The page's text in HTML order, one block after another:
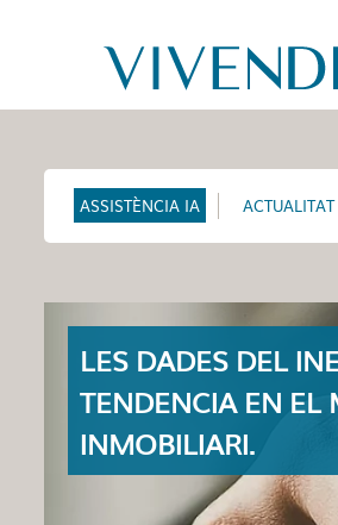
ASSISTÈNCIA IA ACTUALITAT
LES DADES DEL
TENDENCIA EN EL
INMOBILIARI.